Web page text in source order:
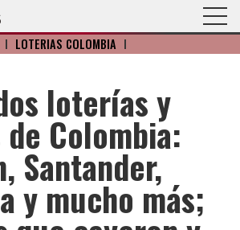
I LOTERIAS COLOMBIA I
loterías y
Colombia:
Santander,
y mucho más;